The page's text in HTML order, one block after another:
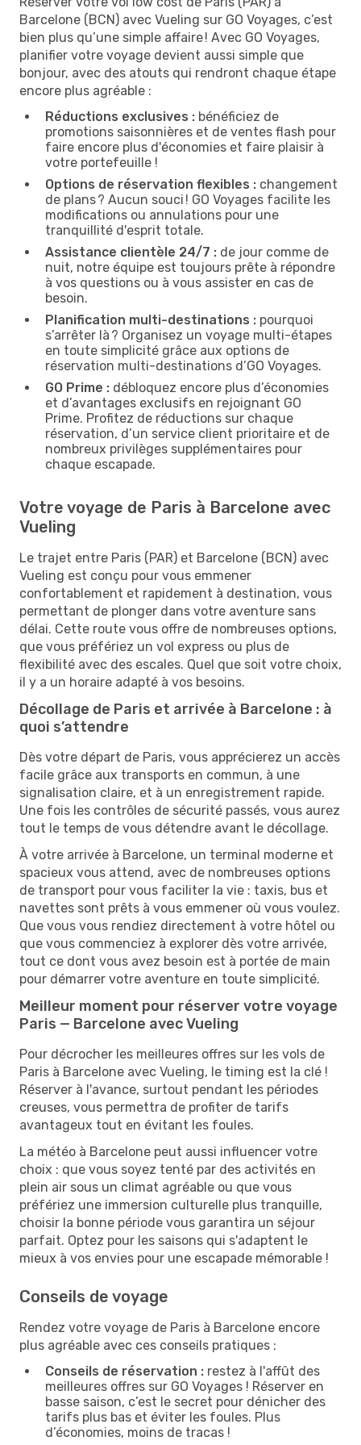
Barcelone (BCN) avec Vueling sur GO Voyages, c’est
bien plus qu’une simple affaire ! Avec GO Voyages,
planifier votre voyage devient aussi simple que
bonjour, avec des atouts qui rendront chaque étape
encore plus agréable :
Réductions exclusives : bénéficiez de
promotions saisonnières et de ventes flash pour
faire encore plus d'économies et faire plaisir à
votre portefeuille !
Options de réservation flexibles : changement
de plans ? Aucun souci ! GO Voyages facilite les
modifications ou annulations pour une
tranquillité d'esprit totale.
Assistance clientèle 24/7 : de jour comme de
nuit, notre équipe est toujours prête à répondre
à vos questions ou à vous assister en cas de
besoin.
Planification multi-destinations : pourquoi
s’arrêter là ? Organisez un voyage multi-étapes
en toute simplicité grâce aux options de
réservation multi-destinations d’GO Voyages.
GO Prime : débloquez encore plus d’économies
et d’avantages exclusifs en rejoignant GO
Prime. Profitez de réductions sur chaque
réservation, d’un service client prioritaire et de
nombreux privilèges supplémentaires pour
chaque escapade.
Votre voyage de Paris à Barcelone avec
Vueling
Le trajet entre Paris (PAR) et Barcelone (BCN) avec
Vueling est conçu pour vous emmener
confortablement et rapidement à destination, vous
permettant de plonger dans votre aventure sans
délai. Cette route vous offre de nombreuses options,
que vous préfériez un vol express ou plus de
flexibilité avec des escales. Quel que soit votre choix,
il y a un horaire adapté à vos besoins.
Décollage de Paris et arrivée à Barcelone : à
quoi s’attendre
Dès votre départ de Paris, vous apprécierez un accès
facile grâce aux transports en commun, à une
signalisation claire, et à un enregistrement rapide.
Une fois les contrôles de sécurité passés, vous aurez
tout le temps de vous détendre avant le décollage.
À votre arrivée à Barcelone, un terminal moderne et
spacieux vous attend, avec de nombreuses options
de transport pour vous faciliter la vie : taxis, bus et
navettes sont prêts à vous emmener où vous voulez.
Que vous vous rendiez directement à votre hôtel ou
que vous commenciez à explorer dès votre arrivée,
tout ce dont vous avez besoin est à portée de main
pour démarrer votre aventure en toute simplicité.
Meilleur moment pour réserver votre voyage
Paris — Barcelone avec Vueling
Pour décrocher les meilleures offres sur les vols de
Paris à Barcelone avec Vueling, le timing est la clé !
Réserver à l'avance, surtout pendant les périodes
creuses, vous permettra de profiter de tarifs
avantageux tout en évitant les foules.
La météo à Barcelone peut aussi influencer votre
choix : que vous soyez tenté par des activités en
plein air sous un climat agréable ou que vous
préfériez une immersion culturelle plus tranquille,
choisir la bonne période vous garantira un séjour
parfait. Optez pour les saisons qui s'adaptent le
mieux à vos envies pour une escapade mémorable !
Conseils de voyage
Rendez votre voyage de Paris à Barcelone encore
plus agréable avec ces conseils pratiques :
Conseils de réservation : restez à l'affût des
meilleures offres sur GO Voyages ! Réserver en
basse saison, c’est le secret pour dénicher des
tarifs plus bas et éviter les foules. Plus
d’économies, moins de tracas !